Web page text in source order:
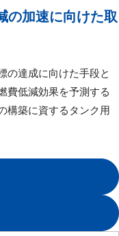
の加速に向けた取
の達成に向けた手段と
費低減効果を予測する
構築に資するタンク用